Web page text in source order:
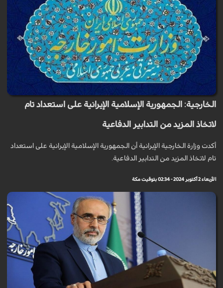
الخارجية: الجمهورية الإسلامية الإيرانية على استعداد تام
لاتخاذ المزيد من التدابير الدفاعية
أكدت وزارة الخارجية الإيرانية أن الجمهورية الإسلامية الإيرانية على استعداد
تام لاتخاذ المزيد من التدابير الدفاعية.
الأربعاء 2 أكتوبر 2024 - 02:34 بتوقيت مكة